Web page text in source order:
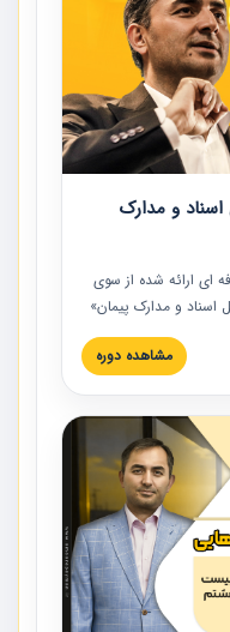
و مدارک
ای ارائه شده از سوی
اسناد و مدارک پیمان»
شد. در این آموزش
اولویت بندی اسناد
خصوص ارائه شده است.
مشاهده دوره